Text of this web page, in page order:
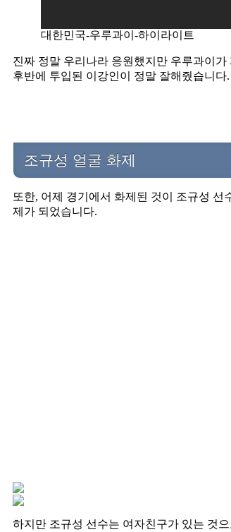
대한민국-우루과이-하이라이트
진짜 정말 우리나라 응원했지만 우루과이
후반에 투입된 이강인이 정말 잘해줬습니
조규성 얼굴 화제
또한, 어제 경기에서 화제된 것이 조규성
제가 되었습니다.
하지만 조규성 선수는 여자친구가 있는 것